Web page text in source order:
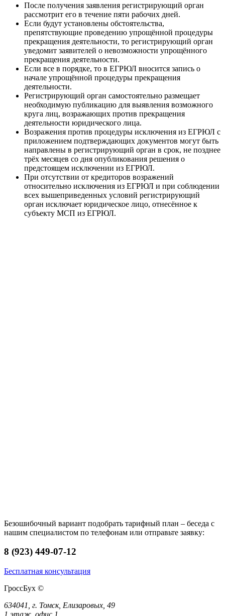
После получения заявления регистрирующий орган
рассмотрит его в течение пяти рабочих дней.
Если будут установлены обстоятельства,
препятствующие проведению упрощённой процедуры
прекращения деятельности, то регистрирующий орган
уведомит заявителей о невозможности упрощённого
прекращения деятельности.
Если все в порядке, то в ЕГРЮЛ вносится запись о
начале упрощённой процедуры прекращения
деятельности.
Регистрирующий орган самостоятельно размещает
необходимую публикацию для выявления возможного
круга лиц, возражающих против прекращения
деятельности юридического лица.
Возражения против процедуры исключения из ЕГРЮЛ с
приложением подтверждающих документов могут быть
направлены в регистрирующий орган в срок, не позднее
трёх месяцев со дня опубликования решения о
предстоящем исключении из ЕГРЮЛ.
При отсутствии от кредиторов возражений
относительно исключения из ЕГРЮЛ и при соблюдении
всех вышеприведенных условий регистрирующий
орган исключает юридическое лицо, отнесённое к
субъекту МСП из ЕГРЮЛ.
Безошибочный вариант подобрать тарифный план – беседа с
нашим специалистом по телефонам или отправьте заявку:
8 (923) 449-07-12
Бесплатная консультация
ГроссБух ©
634041, г. Томск, Елизаровых, 49